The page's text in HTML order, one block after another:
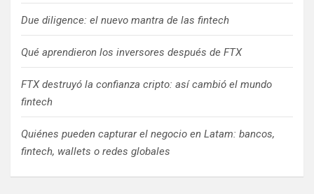
Due diligence: el nuevo mantra de las fintech
Qué aprendieron los inversores después de FTX
FTX destruyó la confianza cripto: así cambió el mundo
fintech
Quiénes pueden capturar el negocio en Latam: bancos,
fintech, wallets o redes globales